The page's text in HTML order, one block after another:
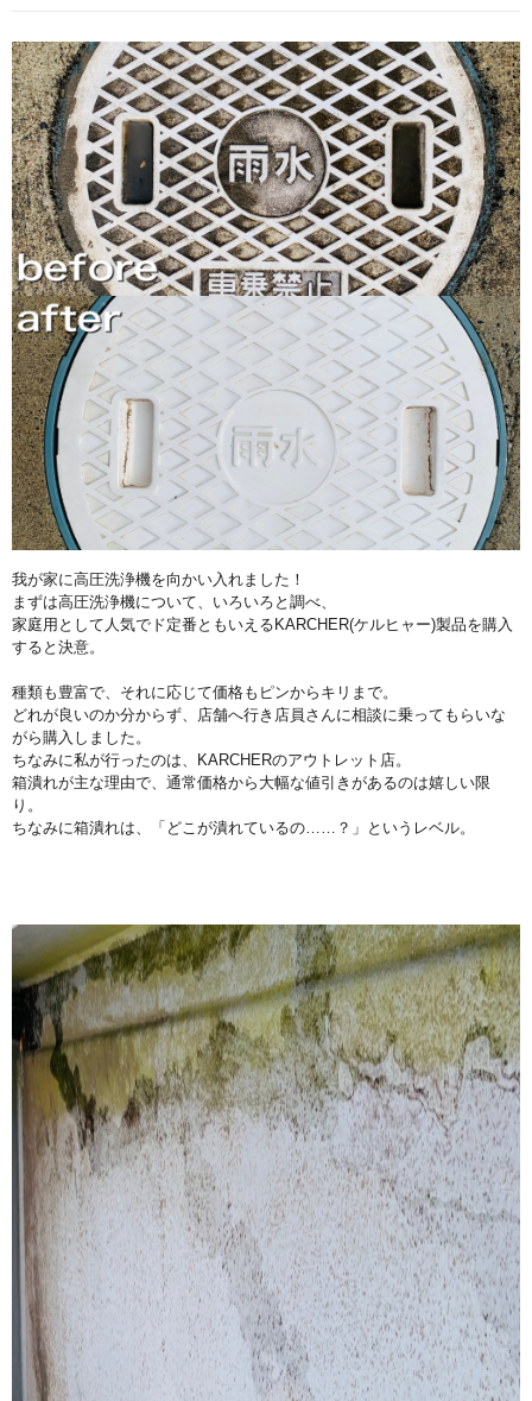
我が家に高圧洗浄機を向かい入れました！
まずは高圧洗浄機について、いろいろと調べ、
家庭用として人気でド定番ともいえるKARCHER(ケルヒャー)製品を購入
すると決意。
種類も豊富で、それに応じて価格もピンからキリまで。
どれが良いのか分からず、 店舗へ行き店員さんに相談に乗ってもらいな
がら購入しました。
ちなみに私が行ったのは、KARCHERのアウトレット店。
箱潰れが主な理由で、 通常価格から大幅な値引きがあるのは嬉しい限
り。
ちなみに箱潰れは、「どこが潰れているの……？」というレベル。